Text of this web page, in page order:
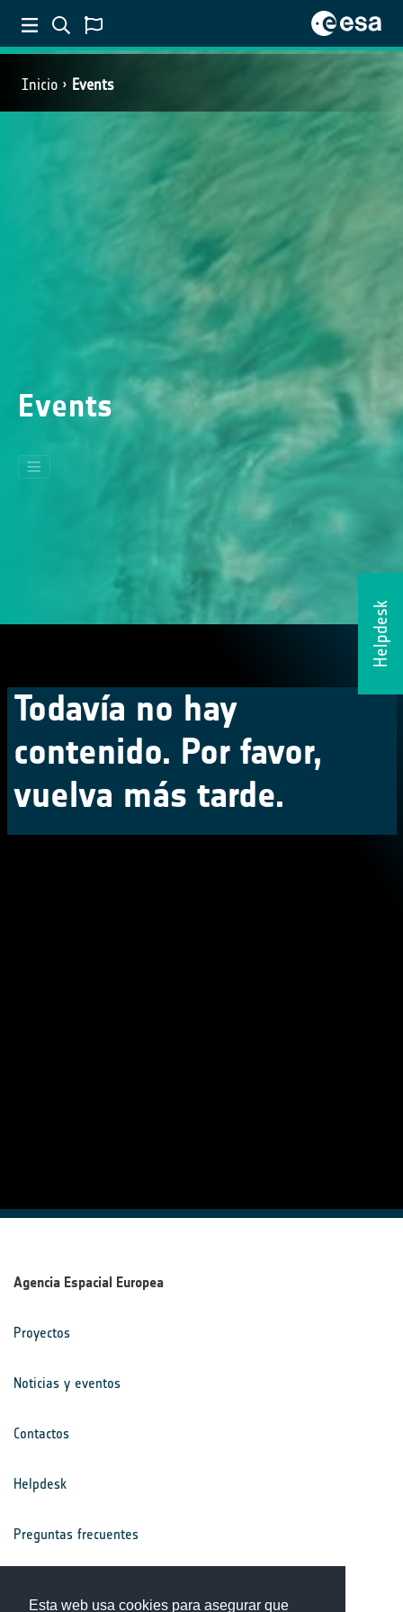
Esta web usa cookies para asegurar que
Inicio Events
Helpdesk
Events
Todavía no hay
contenido. Por favor,
vuelva más tarde.
Agencia Espacial Europea
Proyectos
Noticias y eventos
Contactos
Helpdesk
Preguntas frecuentes